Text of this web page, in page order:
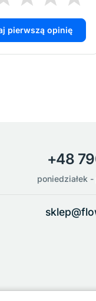
pierwszą opinię
+48
poniedziałek